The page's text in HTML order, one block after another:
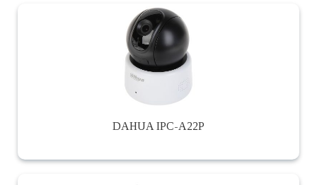
DAHUA IPC-A22P